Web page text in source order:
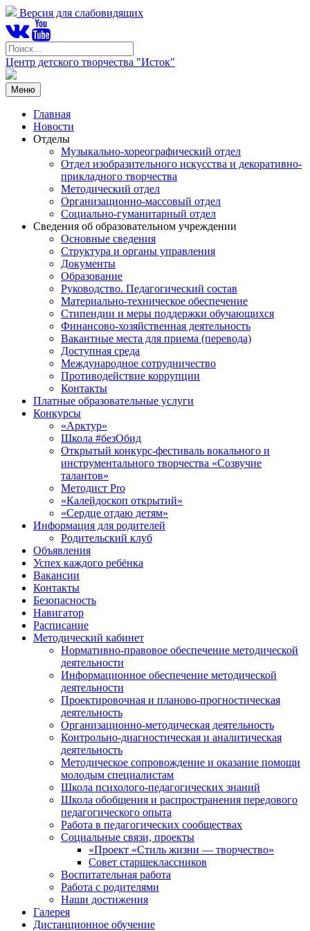
Версия для слабовидящих
Центр детского творчества "Исток"
Меню
Главная
Новости
Отделы
Музыкально-хореографический отдел
Отдел изобразительного искусства и декоративно-
прикладного творчества
Методический отдел
Организационно-массовый отдел
Социально-гуманитарный отдел
Сведения об образовательном учреждении
Основные сведения
Структура и органы управления
Документы
Образование
Руководство. Педагогический состав
Материально-техническое обеспечение
Стипендии и меры поддержки обучающихся
Финансово-хозяйственная деятельность
Вакантные места для приема (перевода)
Доступная среда
Международное сотрудничество
Противодействие коррупции
Контакты
Платные образовательные услуги
Конкурсы
«Арктур»
Школа #безОбид
Открытый конкурс-фестиваль вокального и
инструментального творчества «Созвучие
талантов»
Методист Pro
«Калейдоскоп открытий»
«Сердце отдаю детям»
Информация для родителей
Родительский клуб
Объявления
Успех каждого ребёнка
Вакансии
Контакты
Безопасность
Навигатор
Расписание
Методический кабинет
Нормативно-правовое обеспечение методической
деятельности
Информационное обеспечение методической
деятельности
Проектировочная и планово-прогностическая
деятельность
Организационно-методическая деятельность
Контрольно-диагностическая и аналитическая
деятельность
Методическое сопровождение и оказание помощи
молодым специалистам
Школа психолого-педагогических знаний
Школа обобщения и распространения передового
педагогического опыта
Работа в педагогических сообществах
Социальные связи, проекты
«Проект «Стиль жизни — творчество»
Совет старшеклассников
Воспитательная работа
Работа с родителями
Наши достижения
Галерея
Дистанционное обучение